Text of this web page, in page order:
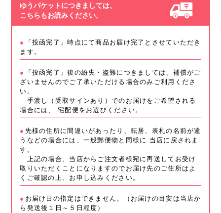
ゆうパケットにつきましては、
こちらもお読みください。
「投函完了」時点にて商品お届け完了とさせていただき
ます。
「投函完了」後の紛失・盗難につきましては、補償がご
ざいませんのでご了承いただける場合のみご利用くださ
い。
手渡し（受取サインあり）でのお届けをご希望される
場合には、 宅配便をお選びください。
先様の住所に間違いがあったり、転居、表札の名前が違
うなどの場合には、一般郵便物と同様に 当店に戻されま
す。
上記の場合、当店からご注文者様宛に再送してお受け
取りいただくことになりますのでお届け先のご住所はよ
くご確認の上、お申し込みください。
お届け日の指定はできません。（お届けの目安は当店か
ら発送後１日～５日程度）